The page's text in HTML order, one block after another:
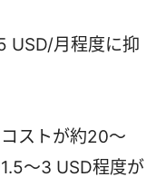
USD/月程度に抑
ストが約20〜
〜3 USD程度が